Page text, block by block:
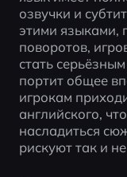
озвучки и
этими
поворотов,
стать
портит общее
игрокам
английского,
насладиться
рискуют так и